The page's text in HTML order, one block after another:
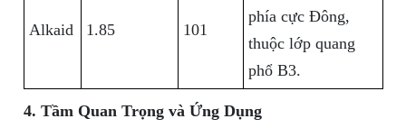
Alkaid 1.85 101
phía cực Đông,
thuộc lớp quang
phổ B3.
4. Tầm Quan Trọng và Ứng Dụng